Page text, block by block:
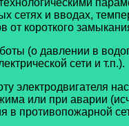
сетях и вводах,
от короткого
(о давлении в
сети и т.п.).
электродвигателя
или при аварии
противопожарной